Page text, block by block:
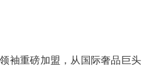
袖重磅加盟，从国际奢品巨头